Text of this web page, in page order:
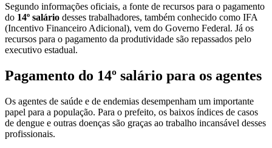
Segundo informações oficiais, a fonte de recursos para o pagamento
do 14º salário desses trabalhadores, também conhecido como IFA
(Incentivo Financeiro Adicional), vem do Governo Federal. Já os
recursos para o pagamento da produtividade são repassados pelo
executivo estadual.
Pagamento do 14º salário para os agentes
Os agentes de saúde e de endemias desempenham um importante
papel para a população. Para o prefeito, os baixos índices de casos
de dengue e outras doenças são graças ao trabalho incansável desses
profissionais.